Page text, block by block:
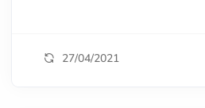
27/04/2021